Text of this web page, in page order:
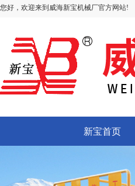
您好，欢迎来到威海新宝机械厂官方网站!
新宝首页